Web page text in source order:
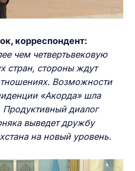
корреспондент:
чем четвертьвековую
стран, стороны ждут
Возможности
«Акорда» шла
диалог
выведет дружбу
на новый уровень.